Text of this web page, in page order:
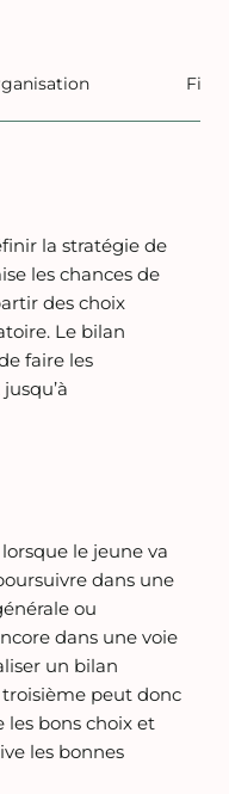
la stratégie de
les chances de
des choix
Le bilan
faire les
lorsque le jeune va
dans une
ou
dans une voie
un bilan
peut donc
les bons choix et
les bonnes